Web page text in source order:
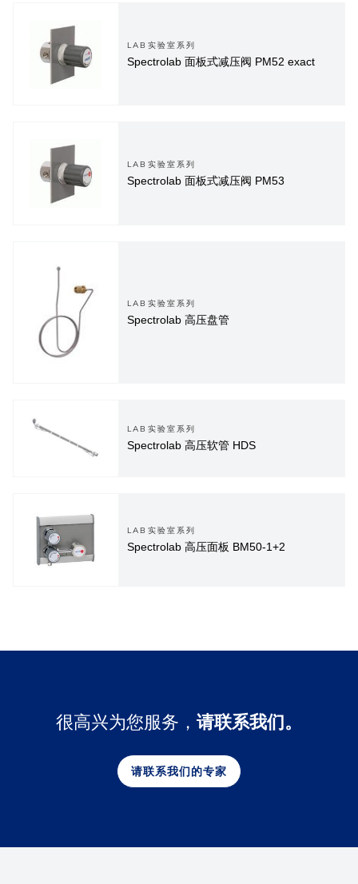
LAB实验室系列
Spectrolab 面板式减压阀 PM52 exact
LAB实验室系列
Spectrolab 面板式减压阀 PM53
LAB实验室系列
Spectrolab 高压盘管
LAB实验室系列
Spectrolab 高压软管 HDS
LAB实验室系列
Spectrolab 高压面板 BM50-1+2
很高兴为您服务， 请联系我们。
请联系我们的专家